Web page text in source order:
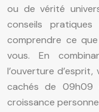
ou de vérité
conseils
comprendre ce
vous. En
l’ouverture
cachés de 09h09
croissance